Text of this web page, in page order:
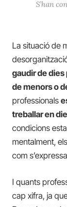
S’han
La situació de
gaudir de
de menors o
professionals
treballar en
condicions
mentalment,
com
I quants
cap xifra, ja